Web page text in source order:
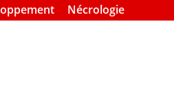
Nécrologie